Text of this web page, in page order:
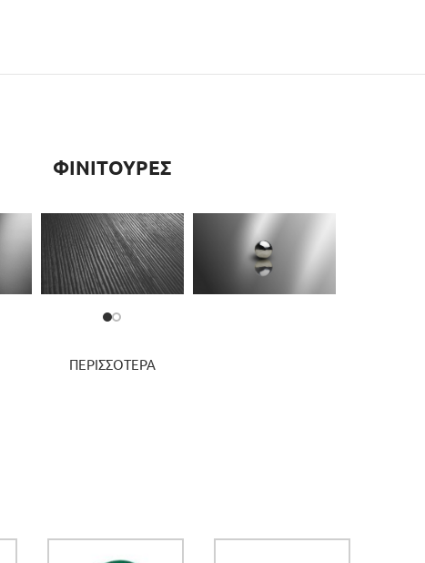
ΦΙΝΙΤΟΥΡΕΣ
ΠΕΡΙΣΣΟΤΕΡΑ